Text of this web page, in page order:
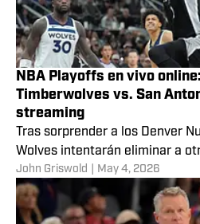
NBA Playoffs en vivo
Timberwolves vs. San
streaming
Tras sorprender a los Denver
Wolves intentarán eliminar a
John Griswold May 4, 2026